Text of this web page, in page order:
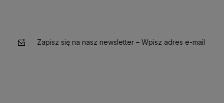
Zapisz się na nasz newsletter – Wpisz adres e-mail